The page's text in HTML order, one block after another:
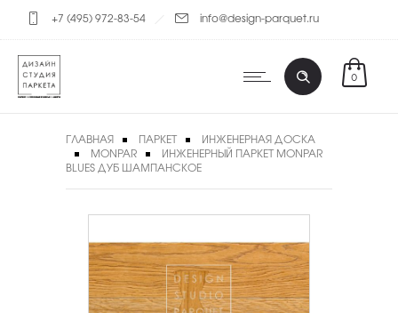
+7 (495) 972-83-54 info@design-parquet.ru
0
ГЛАВНАЯ ПАРКЕТ
ИНЖЕНЕРНАЯ ДОСКА
MONPAR
ИНЖЕНЕРНЫЙ ПАРКЕТ MONPAR
BLUES ДУБ ШАМПАНСКОЕ